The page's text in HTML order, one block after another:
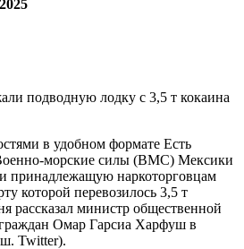
в удобном формате Есть
морские силы (ВМС) Мексики
принадлежащую наркоторговцам
которой перевозилось 3,5 т
рассказал министр общественной
Омар Гарсиа Харфуш в
Twitter).